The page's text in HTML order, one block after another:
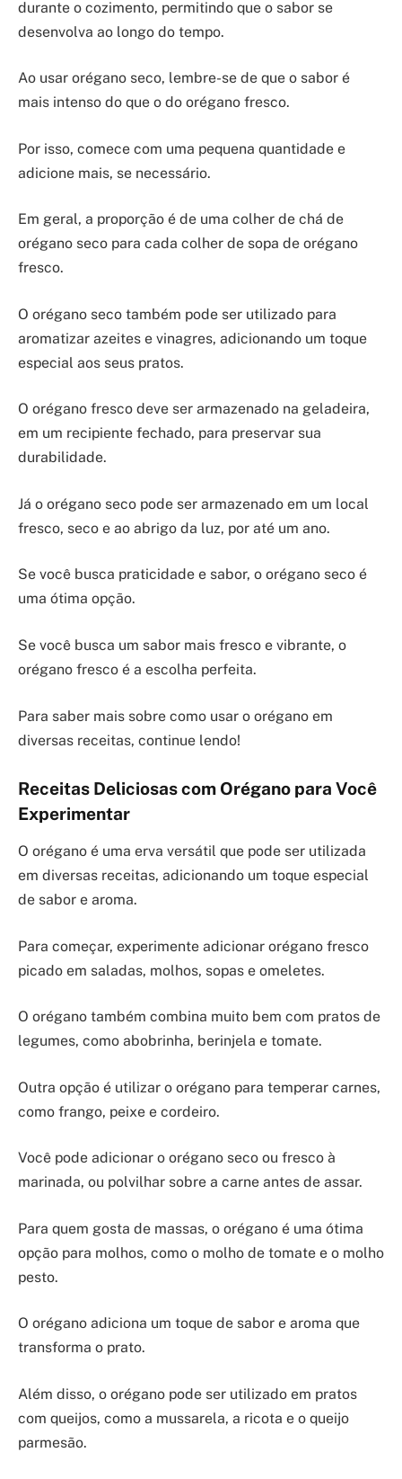
durante o cozimento, permitindo que o sabor se
desenvolva ao longo do tempo.
Ao usar orégano seco, lembre-se de que o sabor é
mais intenso do que o do orégano fresco.
Por isso, comece com uma pequena quantidade e
adicione mais, se necessário.
Em geral, a proporção é de uma colher de chá de
orégano seco para cada colher de sopa de orégano
fresco.
O orégano seco também pode ser utilizado para
aromatizar azeites e vinagres, adicionando um toque
especial aos seus pratos.
O orégano fresco deve ser armazenado na geladeira,
em um recipiente fechado, para preservar sua
durabilidade.
Já o orégano seco pode ser armazenado em um local
fresco, seco e ao abrigo da luz, por até um ano.
Se você busca praticidade e sabor, o orégano seco é
uma ótima opção.
Se você busca um sabor mais fresco e vibrante, o
orégano fresco é a escolha perfeita.
Para saber mais sobre como usar o orégano em
diversas receitas, continue lendo!
Receitas Deliciosas com Orégano para Você
Experimentar
O orégano é uma erva versátil que pode ser utilizada
em diversas receitas, adicionando um toque especial
de sabor e aroma.
Para começar, experimente adicionar orégano fresco
picado em saladas, molhos, sopas e omeletes.
O orégano também combina muito bem com pratos de
legumes, como abobrinha, berinjela e tomate.
Outra opção é utilizar o orégano para temperar carnes,
como frango, peixe e cordeiro.
Você pode adicionar o orégano seco ou fresco à
marinada, ou polvilhar sobre a carne antes de assar.
Para quem gosta de massas, o orégano é uma ótima
opção para molhos, como o molho de tomate e o molho
pesto.
O orégano adiciona um toque de sabor e aroma que
transforma o prato.
Além disso, o orégano pode ser utilizado em pratos
com queijos, como a mussarela, a ricota e o queijo
parmesão.